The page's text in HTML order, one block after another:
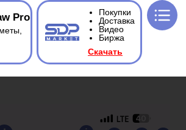
Скачать
Биржа